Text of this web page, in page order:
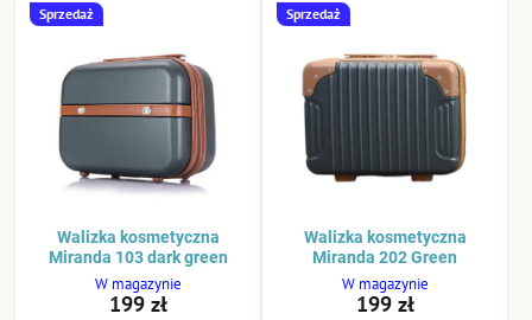
Sprzedaż
Walizka kosmetyczna
Miranda 103 dark green
W magazynie
199 zł
Sprzedaż
Walizka kosmetyczna
Miranda 202 Green
W magazynie
199 zł